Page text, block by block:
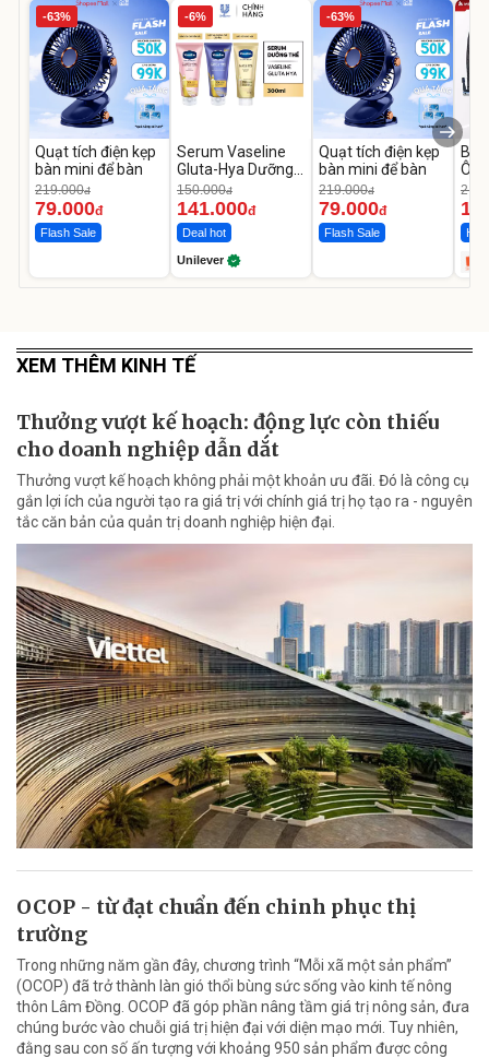
-63%
Quạt tích điện kẹp
bàn mini để bàn
219.000đ
79.000đ
Flash Sale
-6%
Serum Vaseline
Gluta-Hya Dưỡng
Da Sáng Mịn Sau 7
Ngày
150.000đ
141.000đ
Deal hot
Unilever
-63%
Quạt tích điện kẹp
bàn mini để bàn
219.000đ
79.000đ
Flash Sale
Ô
Hot
XEM THÊM KINH TẾ
Thưởng vượt kế hoạch: động lực còn thiếu
cho doanh nghiệp dẫn dắt
Thưởng vượt kế hoạch không phải một khoản ưu đãi. Đó là công cụ
gắn lợi ích của người tạo ra giá trị với chính giá trị họ tạo ra - nguyên
tắc căn bản của quản trị doanh nghiệp hiện đại.
OCOP - từ đạt chuẩn đến chinh phục thị
trường
Trong những năm gần đây, chương trình “Mỗi xã một sản phẩm”
(OCOP) đã trở thành làn gió thổi bùng sức sống vào kinh tế nông
thôn Lâm Đồng. OCOP đã góp phần nâng tầm giá trị nông sản, đưa
chúng bước vào chuỗi giá trị hiện đại với diện mạo mới. Tuy nhiên,
đằng sau con số ấn tượng với khoảng 950 sản phẩm được công